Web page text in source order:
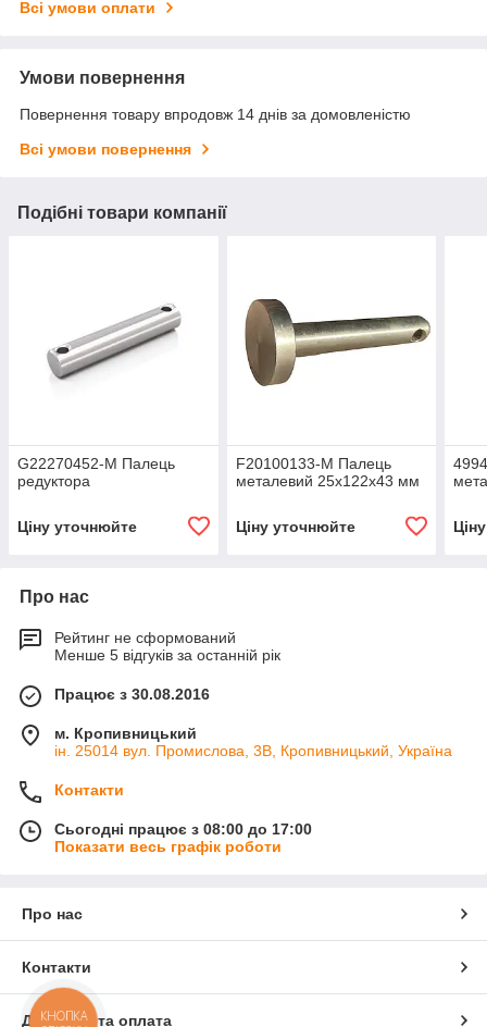
Всі умови оплати
Умови повернення
Повернення товару впродовж 14 днів за домовленістю
Всі умови повернення
Подібні товари компанії
G22270452-M Палець
редуктора
Ціну уточнюйте
F20100133-M Палець
металевий 25х122х43 мм
Ціну уточнюйте
Про нас
Рейтинг не сформований
Менше 5 відгуків за останній рік
Працює з 30.08.2016
м. Кропивницький
ін. 25014 вул. Промислова, 3В, Кропивницький, Україна
Контакти
Сьогодні працює з 08:00 до 17:00
Показати весь графік роботи
Про нас
Контакти
Доставка та оплата
КНОПКА